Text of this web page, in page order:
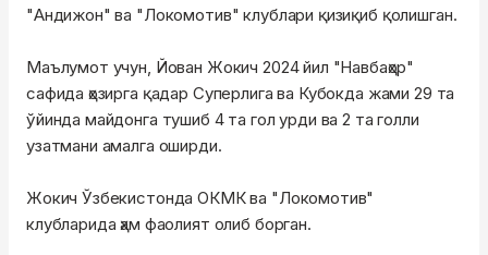
"Андижон" ва "Локомотив" клублари қизиқиб қолишган.
Маълумот учун, Йован Жокич 2024 йил "Навбаҳор"
сафида ҳозирга қадар Суперлига ва Кубокда жами 29 та
ўйинда майдонга тушиб 4 та гол урди ва 2 та голли
узатмани амалга оширди.
Жокич Ўзбекистонда ОКМК ва "Локомотив"
клубларида ҳам фаолият олиб борган.